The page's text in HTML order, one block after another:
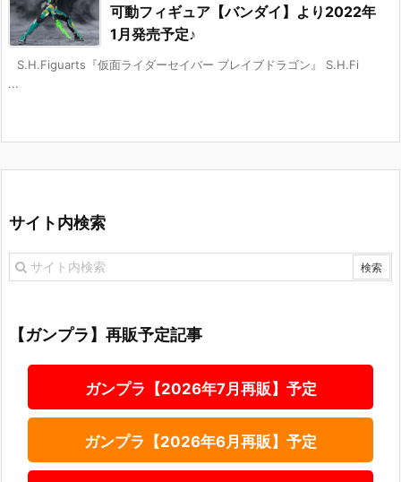
可動フィギュア【バンダイ】より2022年
1月発売予定♪
S.H.Figuarts『仮面ライダーセイバー ブレイブドラゴン』 S.H.Fi
...
サイト内検索
【ガンプラ】再販予定記事
ガンプラ【2026年7月再販】予定
ガンプラ【2026年6月再販】予定